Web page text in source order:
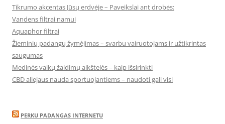
Tikrumo akcentas Jūsų erdvėje – Paveikslai ant drobės:
Vandens filtrai namui
Aquaphor filtrai
Žieminių padangų žymėjimas – svarbu vairuotojams ir užtikrintas
saugumas
Medinės vaikų žaidimų aikštelės – kaip išsirinkti
CBD aliejaus nauda sportuojantiems – naudoti gali visi
PERKU PADANGAS INTERNETU